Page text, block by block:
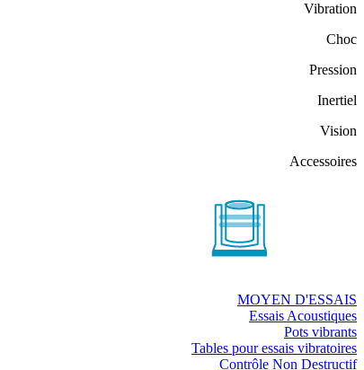
Vibration
Choc
Pression
Inertiel
Vision
Accessoires
MOYEN D'ESSAIS
Essais Acoustiques
Pots vibrants
Tables pour essais vibratoires
Contrôle Non Destructif